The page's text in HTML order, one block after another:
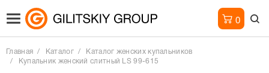
0
Главная Каталог
Каталог женских купальников
Купальник женский слитный LS 99-615